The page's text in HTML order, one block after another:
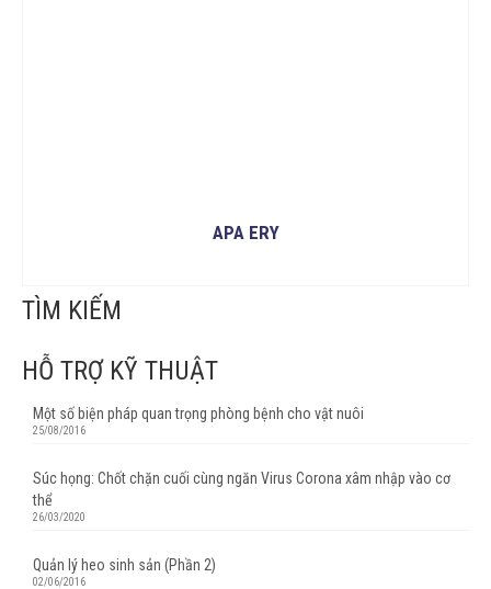
APA ERY
TÌM KIẾM
HỖ TRỢ KỸ THUẬT
Một số biện pháp quan trọng phòng bệnh cho vật nuôi
25/08/2016
Súc họng: Chốt chặn cuối cùng ngăn Virus Corona xâm nhập vào cơ
thể
26/03/2020
Quản lý heo sinh sản (Phần 2)
02/06/2016